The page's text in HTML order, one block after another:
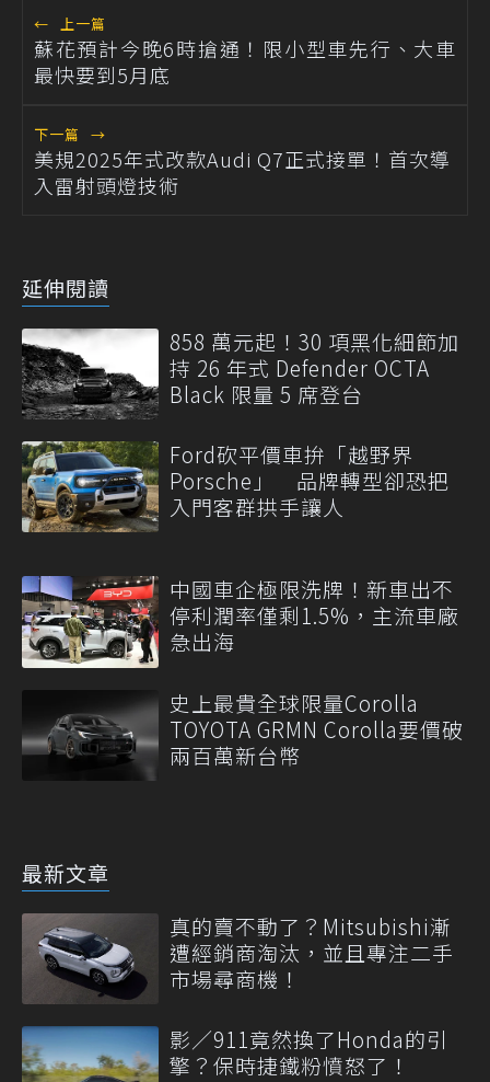
← 上一篇
蘇花預計今晚6時搶通！限小型車先行、大車
最快要到5月底
下一篇 →
美規2025年式改款Audi Q7正式接單！首次導
入雷射頭燈技術
延伸閱讀
858 萬元起！30 項黑化細節加
持 26 年式 Defender OCTA
Black 限量 5 席登台
Ford砍平價車拚「越野界
Porsche」 品牌轉型卻恐把
入門客群拱手讓人
中國車企極限洗牌！新車出不
停利潤率僅剩1.5%，主流車廠
急出海
史上最貴全球限量Corolla
TOYOTA GRMN Corolla要價破
兩百萬新台幣
最新文章
真的賣不動了？Mitsubishi漸
遭經銷商淘汰，並且專注二手
市場尋商機！
影／911竟然換了Honda的引
擎？保時捷鐵粉憤怒了！